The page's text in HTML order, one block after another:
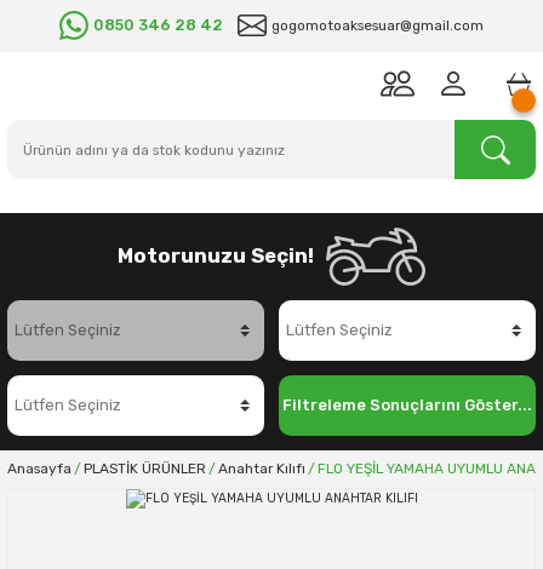
0850 346 28 42 gogomotoaksesuar@gmail.com
Motorunuzu Seçin!
Filtreleme Sonuçlarını Göster...
Anasayfa PLASTİK ÜRÜNLER Anahtar Kılıfı FLO YEŞİL YAMAHA UYUMLU